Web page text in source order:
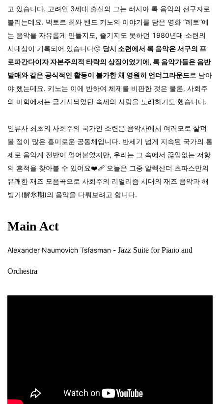
고 있습니다. 고려인 3세대 출신의 그는 러시아 록 음악의 선구자로
불리는데요. 빅토르 최와 밴드 키노의 이야기를 담은 영화 “레토”에
는 음악을 자유롭게 만들지도, 즐기지도 못하던 1980년대 소련의
시대상이 기록되어 있습니다🫤 당시 소련에서 록 음악은 서구의 프
로파간다이자 자본주의적 타락의 상징이었기에, 록 음악가들은 음반
발매와 같은 공식적인 활동이 불가한 채 영원히 언더그라운드로 남아
야 했는데요. 키노는 이에 반하여 체제를 비판한 것은 물론, 사회주
의 미학에서는 금기시되었던 속세의 사랑을 노래하기도 했습니다.
인류사 최초의 사회주의 국가인 소련은 음악사에서 여러모로 살펴
볼 점이 많은 흥미로운 공동체입니다. 반세기 넘게 지속된 국가의 통
제로 음악계 전반이 얼어붙었지만, 우리는 그 속에서 끊임없는 저항
의 흔적을 찾아볼 수 있어요❤️‍🩹 오늘은 그중 알렉산더 츠파스만의
유쾌한 재즈 모음곡으로 사회주의 리얼리즘 시대의 재즈 음악과 해
빙기(解氷期)의 음악을 다뤄보려고 합니다.
Main Act
Alexander Naumovich Tsfasman - Jazz Suite for Piano and
Orchestra